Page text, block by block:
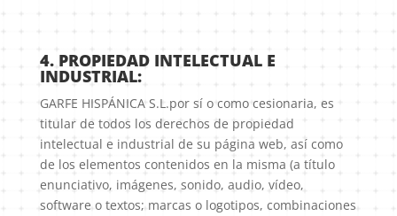
4. PROPIEDAD INTELECTUAL E
INDUSTRIAL:
GARFE HISPÁNICA S.L.por sí o como cesionaria, es
titular de todos los derechos de propiedad
intelectual e industrial de su página web, así como
de los elementos contenidos en la misma (a título
enunciativo, imágenes, sonido, audio, vídeo,
software o textos; marcas o logotipos, combinaciones